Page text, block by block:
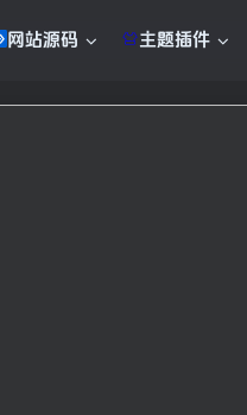
网站源码 主题插件